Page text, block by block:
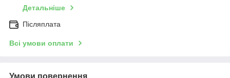
Детальніше
Післяплата
Всі умови оплати
Умови повернення